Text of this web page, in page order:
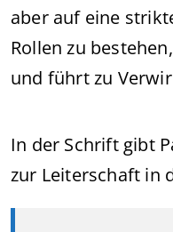
aber auf eine
Rollen zu
und führt zu
In der Schrift gibt
zur Leiterschaft in